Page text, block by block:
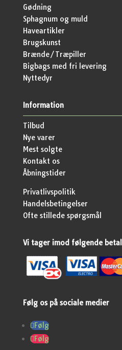
Gødning
Sphagnum og muld
Haveartikler
Brugskunst
Brænde/Træpiller
Bigbags med fri levering
Nyttedyr
Information
Tilbud
Nye varer
Mest solgte
Kontakt os
Åbningstider
Privatlivspolitik
Handelsbetingelser
Ofte stillede spørgsmål
Vi tager imod følgende
Følg os på sociale medier
Følg
Følg